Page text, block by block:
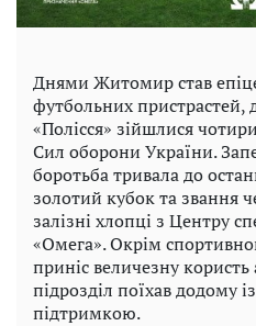
Днями Житомир став
футбольних пристрастей,
«Полісся» зійшлися
Сил оборони України.
боротьба тривала до
золотий кубок та звання
залізні хлопці з Центру
«Омега». Окрім
приніс величезну
підрозділ поїхав додому
підтримкою.